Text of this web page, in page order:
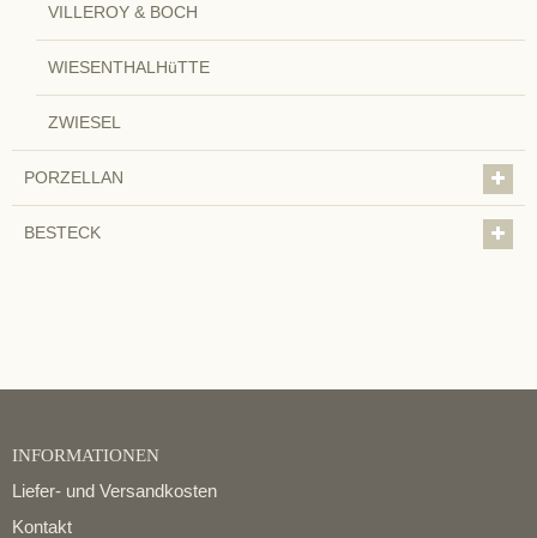
VILLEROY & BOCH
WIESENTHALHüTTE
ZWIESEL
PORZELLAN
BESTECK
INFORMATIONEN
Liefer- und Versandkosten
Kontakt